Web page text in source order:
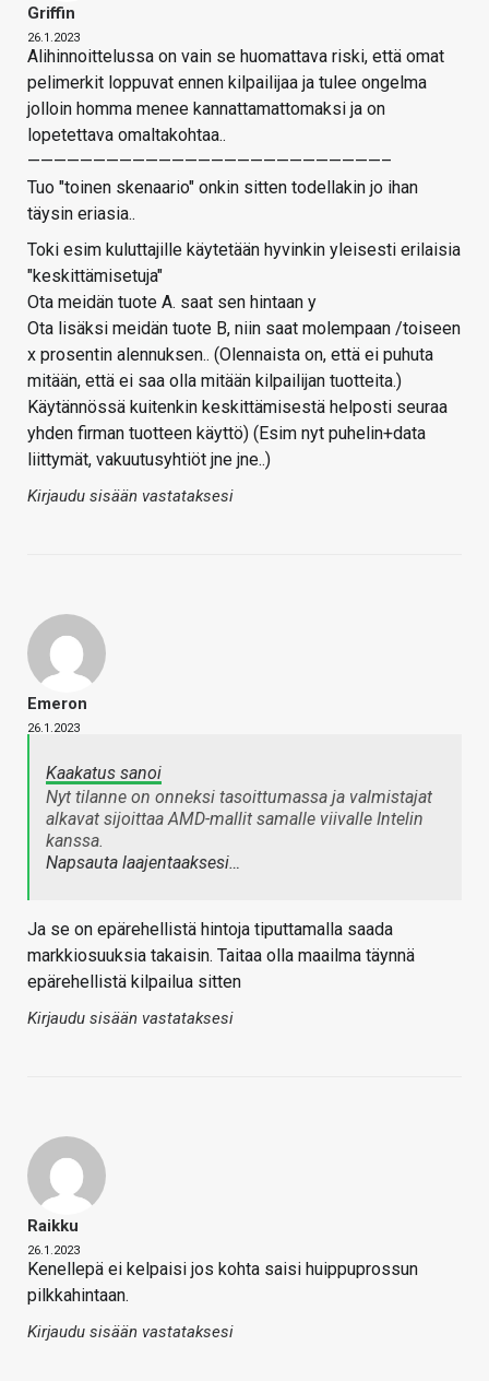
Griffin
26.1.2023
Alihinnoittelussa on vain se huomattava riski, että omat
pelimerkit loppuvat ennen kilpailijaa ja tulee ongelma
jolloin homma menee kannattamattomaksi ja on
lopetettava omaltakohtaa..
———————————————————————————–
Tuo "toinen skenaario" onkin sitten todellakin jo ihan
täysin eriasia..
Toki esim kuluttajille käytetään hyvinkin yleisesti erilaisia
"keskittämisetuja"
Ota meidän tuote A. saat sen hintaan y
Ota lisäksi meidän tuote B, niin saat molempaan /toiseen
x prosentin alennuksen.. (Olennaista on, että ei puhuta
mitään, että ei saa olla mitään kilpailijan tuotteita.)
Käytännössä kuitenkin keskittämisestä helposti seuraa
yhden firman tuotteen käyttö) (Esim nyt puhelin+data
liittymät, vakuutusyhtiöt jne jne..)
Kirjaudu sisään vastataksesi
Emeron
26.1.2023
Kaakatus sanoi
Nyt tilanne on onneksi tasoittumassa ja valmistajat
alkavat sijoittaa AMD-mallit samalle viivalle Intelin
kanssa.
Napsauta laajentaaksesi…
Ja se on epärehellistä hintoja tiputtamalla saada
markkiosuuksia takaisin. Taitaa olla maailma täynnä
epärehellistä kilpailua sitten
Kirjaudu sisään vastataksesi
Raikku
26.1.2023
Kenellepä ei kelpaisi jos kohta saisi huippuprossun
pilkkahintaan.
Kirjaudu sisään vastataksesi